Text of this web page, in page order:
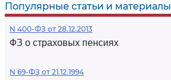
Популярные статьи и материалы
N 400-ФЗ от 28.12.2013
ФЗ о страховых пенсиях
N 69-ФЗ от 21.12.1994